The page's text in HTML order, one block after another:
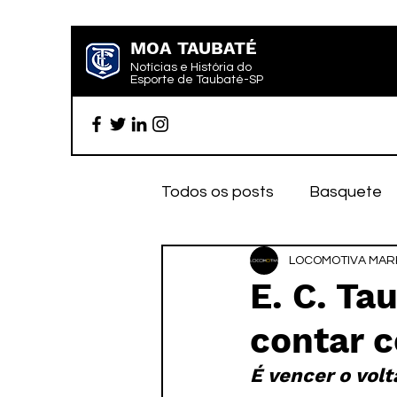
MOA TAUBATÉ
Notícias e História do
Esporte de Taubaté-SP
Todos os posts Basquete
Futebol profissional
Categoria de base
E. C.
contar
LOCOMOTIVA
É vencer o